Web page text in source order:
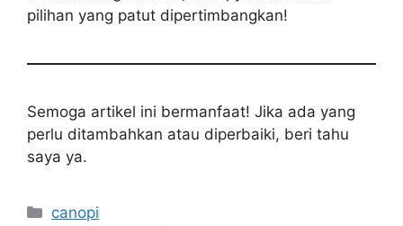
pilihan yang patut dipertimbangkan!
Semoga artikel ini bermanfaat! Jika ada yang
perlu ditambahkan atau diperbaiki, beri tahu
saya ya.
Kategori
canopi